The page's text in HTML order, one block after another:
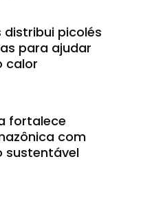
distribui picolés
para ajudar
calor
fortalece
com
sustentável